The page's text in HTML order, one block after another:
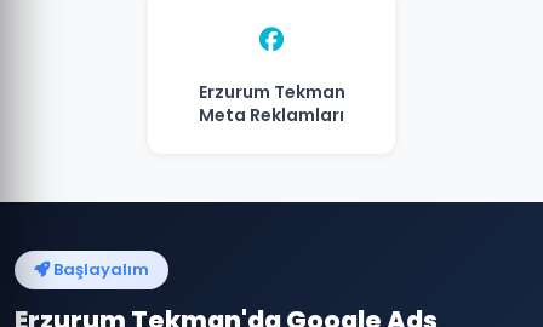
Erzurum Tekman
Meta Reklamları
Başlayalım